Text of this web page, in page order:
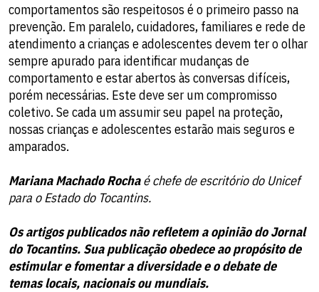
comportamentos são respeitosos é o primeiro passo na
prevenção. Em paralelo, cuidadores, familiares e rede de
atendimento a crianças e adolescentes devem ter o olhar
sempre apurado para identificar mudanças de
comportamento e estar abertos às conversas difíceis,
porém necessárias. Este deve ser um compromisso
coletivo. Se cada um assumir seu papel na proteção,
nossas crianças e adolescentes estarão mais seguros e
amparados.
Mariana Machado Rochaé chefe de escritório do Unicef
para o Estado do Tocantins.
Os artigos publicados não refletem a opinião do Jornal
do Tocantins. Sua publicação obedece ao propósito de
estimular e fomentar a diversidade e o debate de
temas locais, nacionais ou mundiais.